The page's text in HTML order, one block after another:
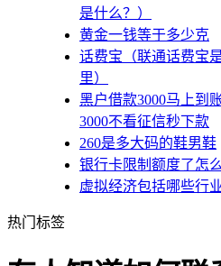
是什么？）
黄金一钱等于多少克
话费宝（联通话费宝
里）
黑户借款3000马上到
3000不看征信秒下款
260是多大码的鞋男鞋
银行卡限制额度了怎
虚拟经济包括哪些行
热门标签